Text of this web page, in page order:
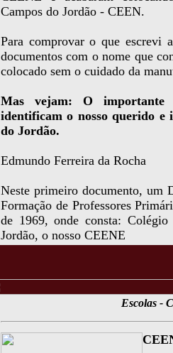
Campos do Jordão - CEEN.
Para comprovar o que escrevi
documentos com o nome que
colocado sem o cuidado da
Mas vejam: O importante
identificam o nosso querido e
do Jordão.
Edmundo Ferreira da Rocha
Neste primeiro documento, um
Formação de Professores
de 1969, onde consta:
Jordão, o nosso CEENE
Escolas -